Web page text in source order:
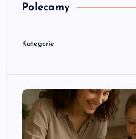
Polecamy
Kategorie